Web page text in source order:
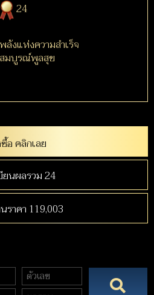
24
พลังแห่งความสำเร็จ
สมบูรณ์พูลสุข
อ คลิกเลย
ยนผลรวม 24
ราคา 119,003